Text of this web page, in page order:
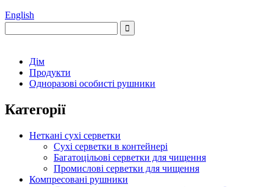
English
Дім
Продукти
Одноразові особисті рушники
Категорії
Неткані сухі серветки
Сухі серветки в контейнері
Багатоцільові серветки для чищення
Промислові серветки для чищення
Компресовані рушники